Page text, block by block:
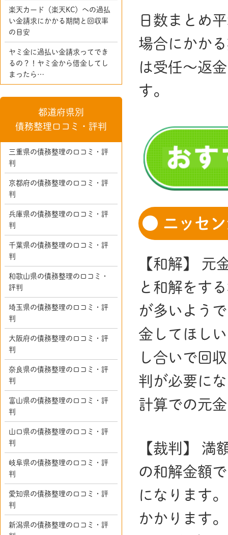
日数まとめ
場合にかか
は受任～返
す。
ニッセ
【和解】 元
と和解をす
が多いよう
金してほし
し合いで回
判が必要に
計算での元
【裁判】
の和解金額
になります
かかります
楽天カード（楽天KC）への過払
い金請求にかかる期間と回収率
の目安
ヤミ金に過払い金請求ってでき
るの？！ヤミ金から借金してし
まったら…
都道府県別
債務整理口コミ・評判
三重県の債務整理の口コミ・評
判
京都府の債務整理の口コミ・評
判
兵庫県の債務整理の口コミ・評
判
千葉県の債務整理の口コミ・評
判
和歌山県の債務整理の口コミ・
評判
埼玉県の債務整理の口コミ・評
判
大阪府の債務整理の口コミ・評
判
奈良県の債務整理の口コミ・評
判
富山県の債務整理の口コミ・評
判
山口県の債務整理の口コミ・評
判
岐阜県の債務整理の口コミ・評
判
愛知県の債務整理の口コミ・評
判
新潟県の債務整理の口コミ・評